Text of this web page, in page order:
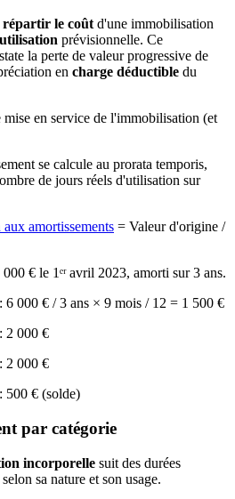
répartir le coût d'une immobilisation
prévisionnelle. Ce
la perte de valeur progressive de
en charge déductible du
mise en service de l'immobilisation (et
se calcule au prorata temporis,
de jours réels d'utilisation sur
amortissements = Valeur d'origine /
€ le 1ᵉʳ avril 2023, amorti sur 3 ans.
6 000 € / 3 ans × 9 mois / 12 = 1 500 €
2 000 €
2 000 €
500 € (solde)
par catégorie
incorporelle suit des durées
sa nature et son usage.